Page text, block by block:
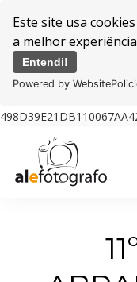
Este site usa
a melhor
Entendi!
Powered by